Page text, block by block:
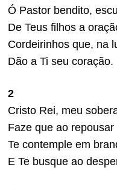
Ó Pastor bendito,
De Teus filhos a
Cordeirinhos que, na
Dão a Ti seu coração.
2
Cristo Rei, meu
Faze que ao repousar
Te contemple em
E Te busque ao